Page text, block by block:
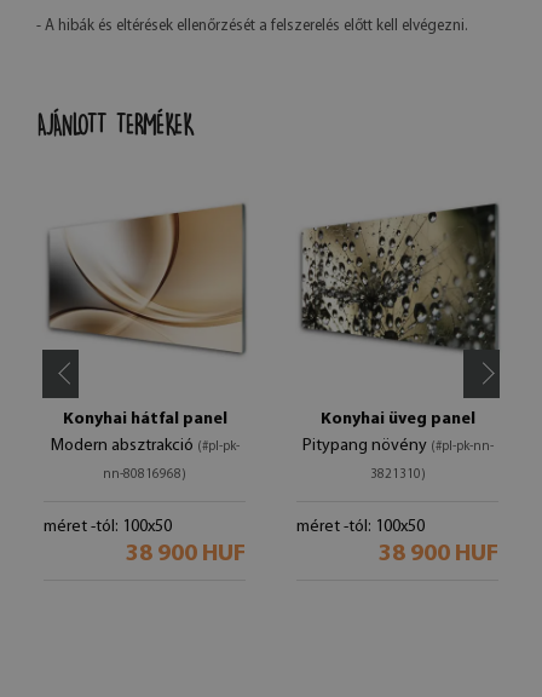
- A hibák és eltérések ellenőrzését a felszerelés előtt kell elvégezni.
AJÁNLOTT TERMÉKEK
Konyhai hátfal panel
Modern absztrakció (#pl-pk-
nn-80816968)
méret -tól: 100x50
38 900 HUF
Konyhai üveg panel
Pitypang növény (#pl-pk-nn-
3821310)
méret -tól: 100x50
38 900 HUF